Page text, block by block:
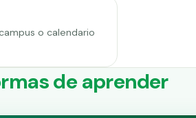
o calendario
de aprender